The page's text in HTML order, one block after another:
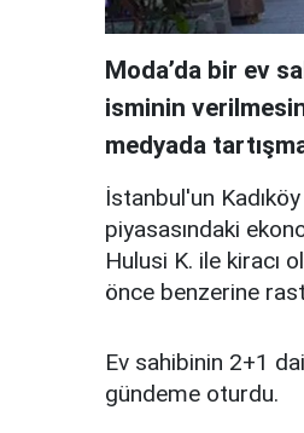
Moda’da bir ev
isminin
medyada
İstanbul'un
piyasasındaki
Hulusi K. ile kiracı
önce benzerine
Ev sahibinin 2+1
gündeme oturdu.